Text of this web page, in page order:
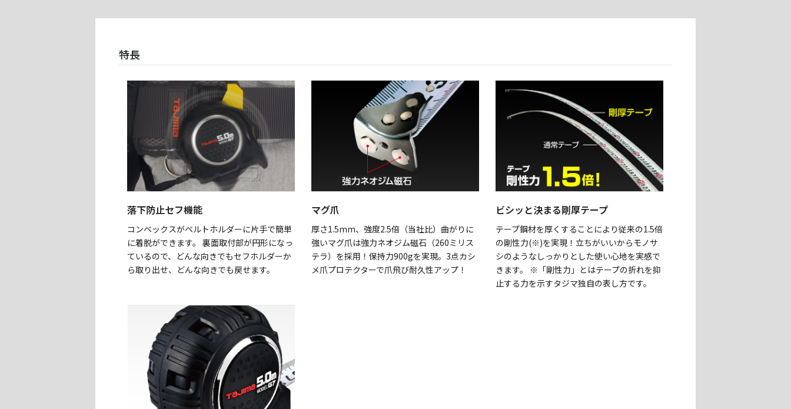
特長
落下防止セフ機能
コンベックスがベルトホルダーに片手で簡単
に着脱ができます。 裏面取付部が円形になっ
ているので、どんな向きでもセフホルダーか
ら取り出せ、どんな向きでも戻せます。
マグ爪
厚さ1.5mm、強度2.5倍（当社比）曲がりに
強いマグ爪は強力ネオジム磁石（260ミリス
テラ）を採用！保持力900gを実現。3点カシ
メ爪プロテクターで爪飛び耐久性アップ！
ビシッと決まる剛厚テープ
テープ鋼材を厚くすることにより従来の1.5倍
の剛性力(※)を実現！立ちがいいからモノサ
シのようなしっかりとした使い心地を実感で
きます。 ※「剛性力」とはテープの折れを抑
止する力を示すタジマ独自の表し方です。